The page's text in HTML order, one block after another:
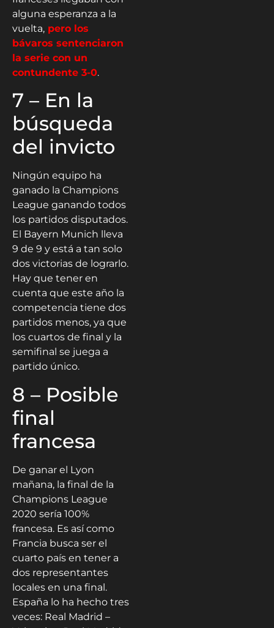
alguna esperanza a la
vuelta, pero los
bávaros sentenciaron
la serie con un
contundente 3-0.
7 – En la
búsqueda
del invicto
Ningún equipo ha
ganado la Champions
League ganando todos
los partidos disputados.
El Bayern Munich lleva
9 de 9 y está a tan solo
dos victorias de lograrlo.
Hay que tener en
cuenta que este año la
competencia tiene dos
partidos menos, ya que
los cuartos de final y la
semifinal se juega a
partido único.
8 – Posible
final
francesa
De ganar el Lyon
mañana, la final de la
Champions League
2020 sería 100%
francesa. Es así como
Francia busca ser el
cuarto país en tener a
dos representantes
locales en una final.
España lo ha hecho tres
veces: Real Madrid –